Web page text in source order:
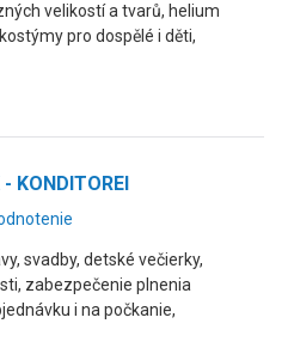
velikostí a tvarů, helium
pro dospělé i děti,
KONDITOREI
svadby, detské večierky,
zabezpečenie plnenia
i na počkanie,